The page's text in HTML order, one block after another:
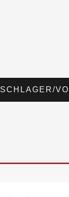
SCHLAGER/